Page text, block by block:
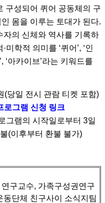
구성되어 퀴어 공동체의 구
몸을 이루는 토대가 된다.
자의 신체와 역사를 기록하
미학적 의미를 ‘퀴어’, ‘인
‘아카이브’라는 키워드를
(당일 전시 관람 티켓 포함)
로그램 신청 링크
그램의 시작일로부터 3일
(이후부터 환불 불가)
구교수, 가족구성권연구
단체 친구사이 소식지팀